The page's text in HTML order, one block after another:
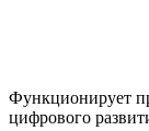
Функционирует
цифрового